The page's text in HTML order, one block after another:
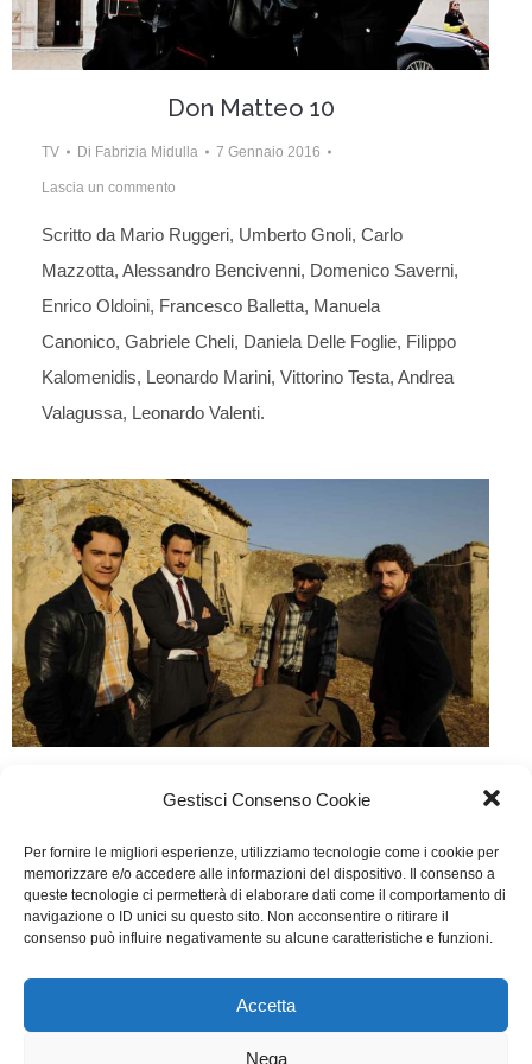
Gestisci Consenso Cookie
Per fornire le migliori esperienze, utilizziamo tecnologie come i cookie per
memorizzare e/o accedere alle informazioni del dispositivo. Il consenso a
queste tecnologie ci permetterà di elaborare dati come il comportamento di
navigazione o ID unici su questo sito. Non acconsentire o ritirare il
consenso può influire negativamente su alcune caratteristiche e funzioni.
Accetta
Nega
Don Matteo 10
TV Di Fabrizia Midulla 7 Gennaio 2016
Lascia un commento
Scritto da Mario Ruggeri, Umberto Gnoli, Carlo
Mazzotta, Alessandro Bencivenni, Domenico Saverni,
Enrico Oldoini, Francesco Balletta, Manuela
Canonico, Gabriele Cheli, Daniela Delle Foglie, Filippo
Kalomenidis, Leonardo Marini, Vittorino Testa, Andrea
Valagussa, Leonardo Valenti.
Lascia un commento
Scritto da Francesco Bruni, Andrea Camilleri,
Salvatore De Mola, Leonardo Marini